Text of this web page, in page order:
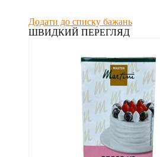
Додати до списку бажань
ШВИДКИЙ ПЕРЕГЛЯД